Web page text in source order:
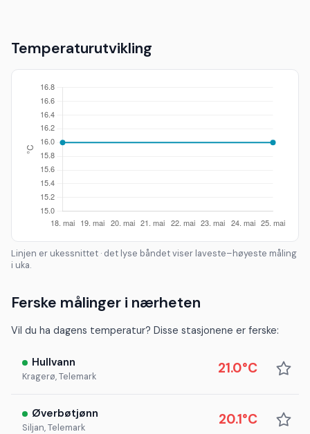
Temperaturutvikling
Linjen er ukessnittet · det lyse båndet viser laveste–høyeste måling
i uka.
Ferske målinger i nærheten
Vil du ha dagens temperatur? Disse stasjonene er ferske:
Hullvann
Kragerø, Telemark 21.0°C
Øverbøtjønn
Siljan, Telemark 20.1°C